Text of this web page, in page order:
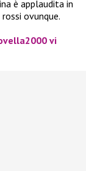
è applaudita in
ovunque.
vi